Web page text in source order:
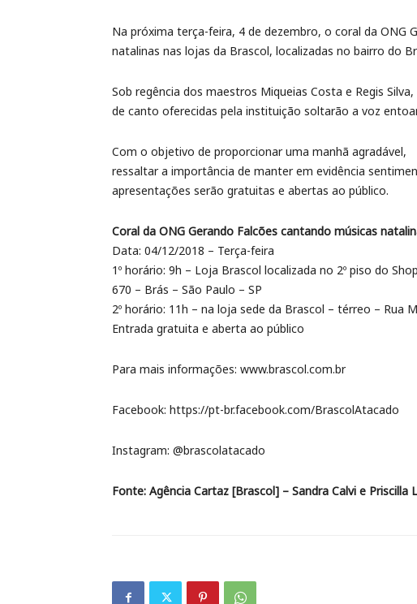
Na próxima terça-feira, 4 de dezembro, o coral da ONG
natalinas nas lojas da Brascol, localizadas no bairro do
Sob regência dos maestros Miqueias Costa e Regis
de canto oferecidas pela instituição soltarão a voz
Com o objetivo de proporcionar uma manhã agradável,
ressaltar a importância de manter em evidência
apresentações serão gratuitas e abertas ao público.
Coral da ONG Gerando Falcões cantando músicas
Data: 04/12/2018 – Terça-feira
1º horário: 9h – Loja Brascol localizada no 2º piso do
670 – Brás – São Paulo – SP
2º horário: 11h – na loja sede da Brascol – térreo – Rua
Entrada gratuita e aberta ao público
Para mais informações: www.brascol.com.br
Facebook: https://pt-br.facebook.com/BrascolAtacado
Instagram: @brascolatacado
Fonte: Agência Cartaz [Brascol] – Sandra Calvi e Priscilla